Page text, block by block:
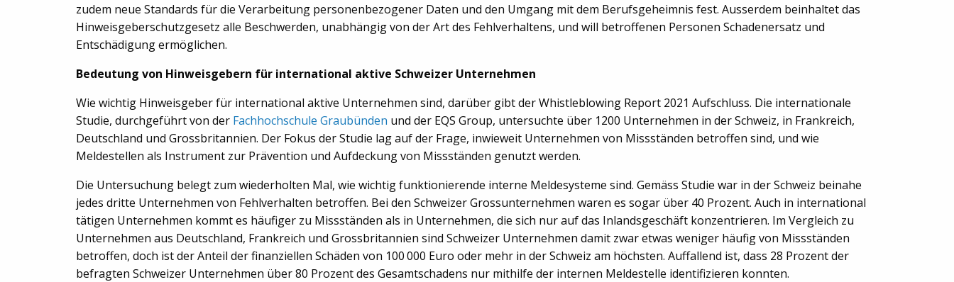
zudem neue Standards für die Verarbeitung personenbezogener Daten und den Umgang mit dem Berufsgeheimnis fest. Ausserdem beinhaltet das
Hinweisgeberschutzgesetz alle Beschwerden, unabhängig von der Art des Fehlverhaltens, und will betroffenen Personen Schadenersatz und
Entschädigung ermöglichen.
Bedeutung von Hinweisgebern für international aktive Schweizer Unternehmen
Wie wichtig Hinweisgeber für international aktive Unternehmen sind, darüber gibt der Whistleblowing Report 2021 Aufschluss. Die internationale
Studie, durchgeführt von der Fachhochschule Graubünden und der EQS Group, untersuchte über 1200 Unternehmen in der Schweiz, in Frankreich,
Deutschland und Grossbritannien. Der Fokus der Studie lag auf der Frage, inwieweit Unternehmen von Missständen betroffen sind, und wie
Meldestellen als Instrument zur Prävention und Aufdeckung von Missständen genutzt werden.
Die Untersuchung belegt zum wiederholten Mal, wie wichtig funktionierende interne Meldesysteme sind. Gemäss Studie war in der Schweiz beinahe
jedes dritte Unternehmen von Fehlverhalten betroffen. Bei den Schweizer Grossunternehmen waren es sogar über 40 Prozent. Auch in international
tätigen Unternehmen kommt es häufiger zu Missständen als in Unternehmen, die sich nur auf das Inlandsgeschäft konzentrieren. Im Vergleich zu
Unternehmen aus Deutschland, Frankreich und Grossbritannien sind Schweizer Unternehmen damit zwar etwas weniger häufig von Missständen
betroffen, doch ist der Anteil der finanziellen Schäden von 100 000 Euro oder mehr in der Schweiz am höchsten. Auffallend ist, dass 28 Prozent der
befragten Schweizer Unternehmen über 80 Prozent des Gesamtschadens nur mithilfe der internen Meldestelle identifizieren konnten.